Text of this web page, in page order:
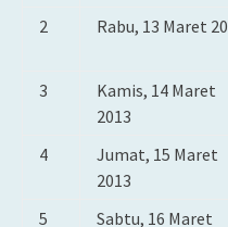
2
Rabu, 13 Maret
3
Kamis, 14 Maret
2013
4
Jumat, 15 Maret
2013
5
Sabtu, 16 Maret